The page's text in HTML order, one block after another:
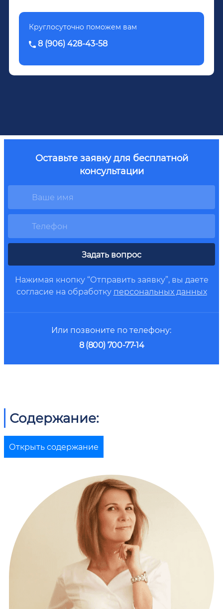
Круглосуточно поможем вам
8 (906) 428-43-58
Оставьте заявку для бесплатной
консультации
Задать вопрос
Нажимая кнопку “Отправить заявку”, вы даете
согласие на обработку персональных данных
Или позвоните по телефону:
8 (800) 700-77-14
Содержание:
Открыть содержание